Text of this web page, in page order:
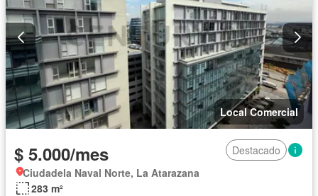
Local Comercial
$ 5.000/mes
Destacado
Ciudadela Naval Norte, La Atarazana
283 m²